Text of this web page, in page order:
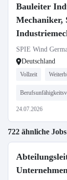
Bauleiter
Mechaniker,
Techniker
SPIE Wind
Deutschland
Vollzeit
24.07.2026
722 ähnliche Jobs